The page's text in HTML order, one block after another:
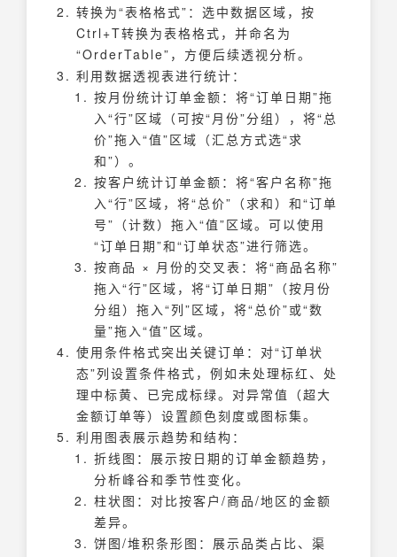
转换为“表格格式”：选中数据区域，按
Ctrl+T转换为表格格式，并命名为
“OrderTable”，方便后续透视分析。
利用数据透视表进行统计：
按月份统计订单金额：将“订单日期”拖
入“行”区域（可按“月份”分组），将“总
价”拖入“值”区域（汇总方式选“求
和”）。
按客户统计订单金额：将“客户名称”拖
入“行”区域，将“总价”（求和）和“订单
号”（计数）拖入“值”区域。可以使用
“订单日期”和“订单状态”进行筛选。
按商品 × 月份的交叉表：将“商品名称”
拖入“行”区域，将“订单日期”（按月份
分组）拖入“列”区域，将“总价”或“数
量”拖入“值”区域。
使用条件格式突出关键订单：对“订单状
态”列设置条件格式，例如未处理标红、处
理中标黄、已完成标绿。对异常值（超大
金额订单等）设置颜色刻度或图标集。
利用图表展示趋势和结构：
折线图：展示按日期的订单金额趋势，
分析峰谷和季节性变化。
柱状图：对比按客户/商品/地区的金额
差异。
饼图/堆积条形图：展示品类占比、渠